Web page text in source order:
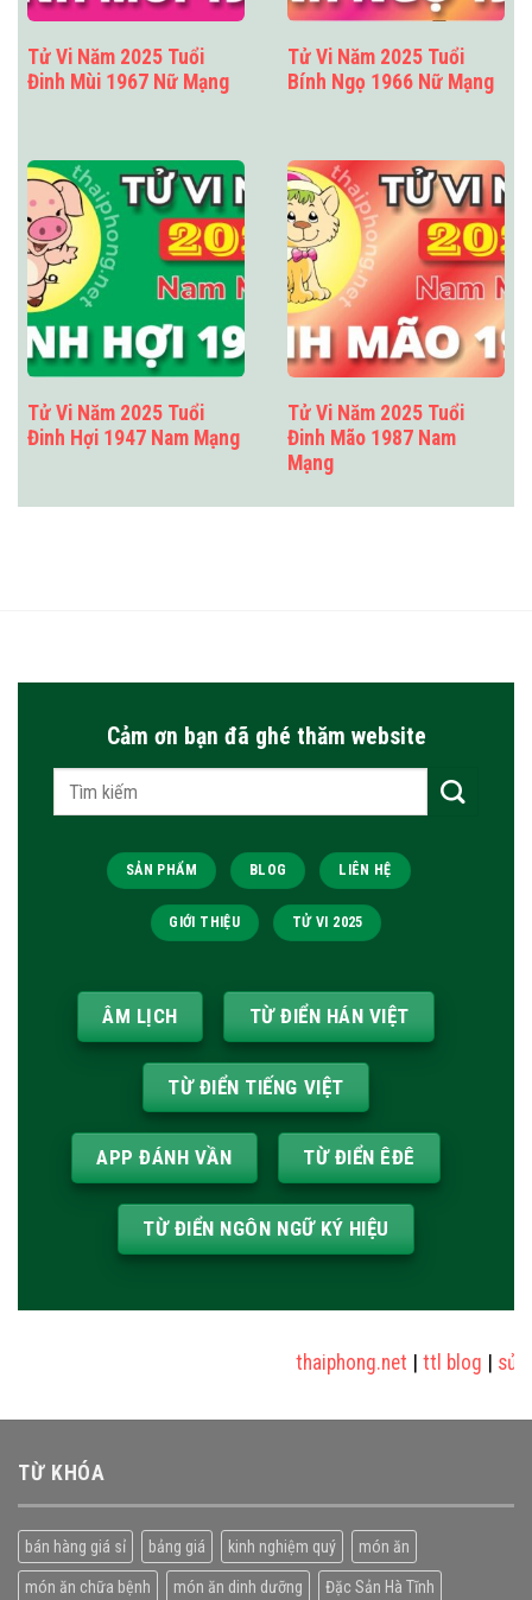
Tử Vi Năm 2025 Tuổi
Đinh Mùi 1967 Nữ Mạng
Tử Vi Năm 2025 Tuổi
Bính Ngọ 1966 Nữ Mạng
Tử Vi Năm 2025 Tuổi
Đinh Hợi 1947 Nam Mạng
Tử Vi Năm 2025 Tuổi
Đinh Mão 1987 Nam
Mạng
Cảm ơn bạn đã ghé thăm website
Tìm
kiếm:
SẢN PHẨM BLOG LIÊN HỆ
GIỚI THIỆU TỬ VI 2025
ÂM LỊCH TỪ ĐIỂN HÁN VIỆT
TỪ ĐIỂN TIẾNG VIỆT
APP ĐÁNH VẦN TỪ ĐIỂN ÊĐÊ
TỪ ĐIỂN NGÔN NGỮ KÝ HIỆU
thaiphong.net|ttl blog | sửa nhà
TỪ KHÓA
bán hàng giá sỉ bảng giá kinh nghiệm quý món ăn
món ăn chữa bệnh món ăn dinh dưỡng Đặc Sản Hà Tĩnh